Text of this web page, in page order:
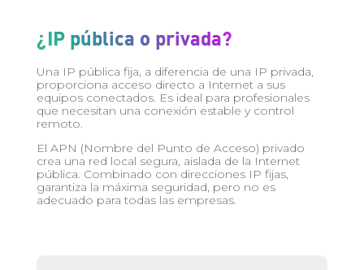
¿IP pública o privada?
Una IP pública fija, a diferencia de una IP privada,
proporciona acceso directo a Internet a sus
equipos conectados. Es ideal para profesionales
que necesitan una conexión estable y control
remoto.
El APN (Nombre del Punto de Acceso) privado
crea una red local segura, aislada de la Internet
pública. Combinado con direcciones IP fijas,
garantiza la máxima seguridad, pero no es
adecuado para todas las empresas.